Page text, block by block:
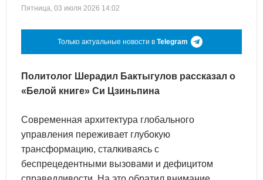
Пятница, 03 июля 2026 14:02
Только актуальные новости в Telegram
Политолог Шерадил Бактыгулов рассказал о
«Белой книге» Си Цзиньпина
Современная архитектура глобального
управления переживает глубокую
трансформацию, сталкиваясь с
беспрецедентными вызовами и дефицитом